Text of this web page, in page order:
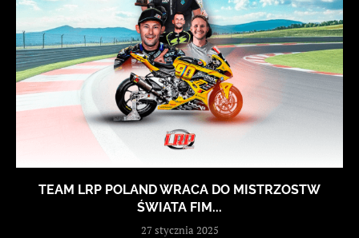
TEAM LRP POLAND WRACA DO MISTRZOSTW
ŚWIATA FIM...
27 stycznia 2025